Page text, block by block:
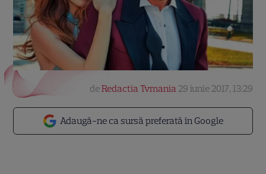
Adaugă-ne ca sursă preferată în Google
deRedactia Tvmania 29 iunie 2017, 13:29